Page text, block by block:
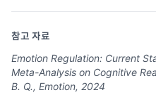
참고 자료
Emotion Regulation: Current
Meta-Analysis on Cognitive
B. Q., Emotion, 2024